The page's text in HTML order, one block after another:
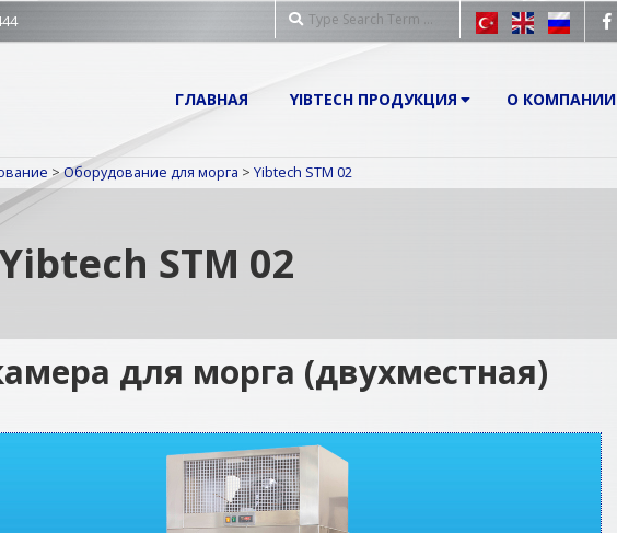
Search
ГЛАВНАЯ YIBTECH ПРОДУКЦИЯ О КОМПАНИИ
>Оборудование для морга > Yibtech STM 02
STM 02
для морга (двухместная)